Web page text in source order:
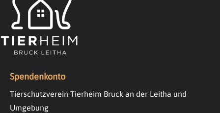
Spendenkonto
Tierschutzverein Tierheim Bruck an der Leitha und
Umgebung